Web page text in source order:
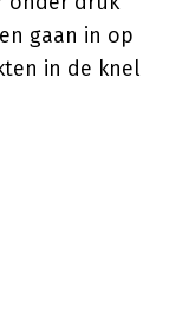
gaan in op
in de knel